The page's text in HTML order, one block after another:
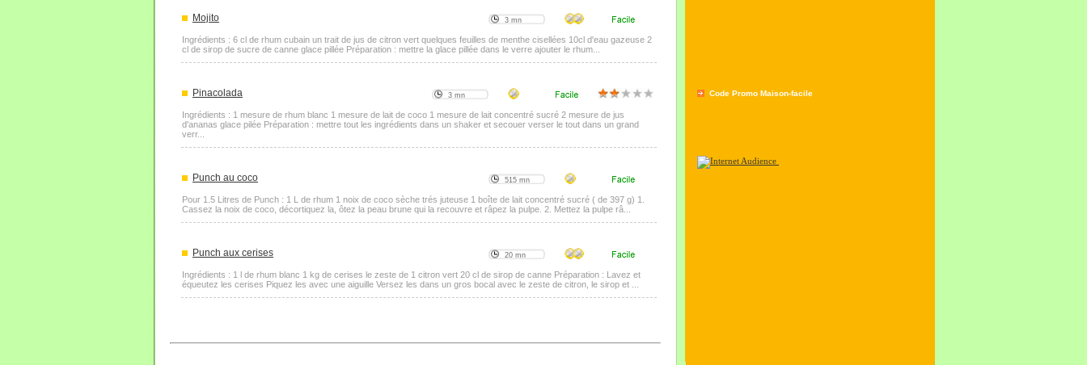
Mojito 3 mn
Ingrédients : 6 cl de rhum cubain un trait de jus de citron vert quelques feuilles de menthe cisellées 10cl d'eau gazeuse 2
cl de sirop de sucre de canne glace pillée Préparation : mettre la glace pillée dans le verre ajouter le rhum...
Pinacolada 3 mn
Ingrédients : 1 mesure de rhum blanc 1 mesure de lait de coco 1 mesure de lait concentré sucré 2 mesure de jus
d'ananas glace pilée Préparation : mettre tout les ingrédients dans un shaker et secouer verser le tout dans un grand
verr...
Punch au coco 515 mn
Pour 1.5 Litres de Punch : 1 L de rhum 1 noix de coco sèche trés juteuse 1 boîte de lait concentré sucré ( de 397 g) 1.
Cassez la noix de coco, décortiquez la, ôtez la peau brune qui la recouvre et râpez la pulpe. 2. Mettez la pulpe râ...
Punch aux cerises 20 mn
Ingrédients : 1 l de rhum blanc 1 kg de cerises le zeste de 1 citron vert 20 cl de sirop de canne Préparation : Lavez et
équeutez les cerises Piquez les avec une aiguille Versez les dans un gros bocal avec le zeste de citron, le sirop et ...
Code Promo Maison-facile